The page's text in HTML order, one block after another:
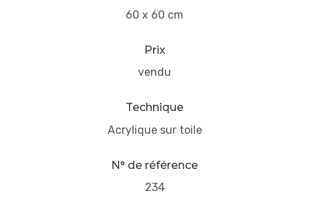
60 x 60 cm
Prix
vendu
Technique
Acrylique sur toile
N° de référence
234